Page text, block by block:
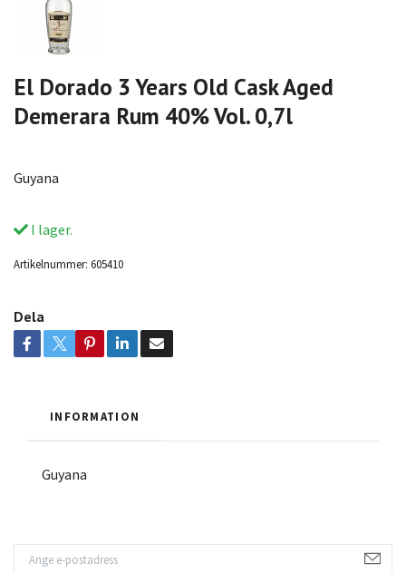
El Dorado 3 Years Old Cask Aged
Demerara Rum 40% Vol. 0,7l
Guyana
I lager.
Artikelnummer: 605410
Dela
INFORMATION
Guyana